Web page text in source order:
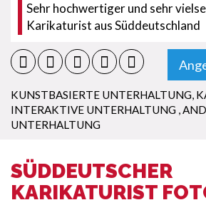
Sehr hochwertiger und sehr
Karikaturist aus Süddeutschland
KUNSTBASIERTE UNTERHALTUNG,
INTERAKTIVE UNTERHALTUNG ,
UNTERHALTUNG
SÜDDEUTSCHER
KARIKATURIST